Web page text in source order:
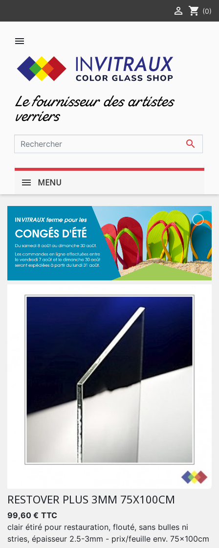
 shopping_cart (0)

Le fournisseur des artistes
verriers

MENU
RESTOVER PLUS 3MM 75X100CM
99,60 € TTC
clair étiré pour restauration, flouté, sans bulles ni
stries, épaisseur 2.5-3mm - prix/feuille env. 75x100cm